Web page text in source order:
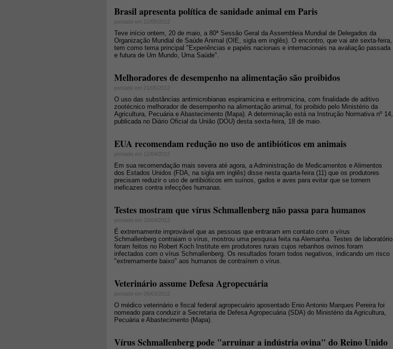
Brasil apresenta política de sanidade animal em Paris
postado em 22/05/2012
Teve início ontem, 20 de maio, a 80ª Sessão Geral da Assembleia Mundial de Delegados da
Organização Mundial de Saúde Animal (OIE, sigla em inglês). O encontro, que vai até sexta-feira,
tem como tema principal "Experiências e papéis nacionais e internacionais na avaliação passada
e futura de Um Mundo, Uma Saúde".
Melhoradores de desempenho na alimentação são proibidos
postado em 21/05/2012
O uso das substâncias antimicrobianas espiramicina e eritromicina, com finalidade de aditivo
zootécnico melhorador de desempenho na alimentação animal, foi proibido pelo Ministério da
Agricultura, Pecuária e Abastecimento (Mapa). A determinação está na Instrução Normativa nº 14,
publicada no Diário Oficial da União (DOU) desta sexta-feira, 18 de maio.
EUA recomendam redução no uso de antibióticos em animais
postado em 12/04/2012
Em sua recomendação mais severa até agora, a Administração de Medicamentos e Alimentos
dos Estados Unidos (FDA, na sigla em inglês) disse nesta quarta-feira (11) que os produtores
precisam reduzir o uso de antibióticos em suínos, gados e aves para evitar que se tornem
ineficazes contra infecções humanas.
Testes mostram que vírus Schmallenberg não passa para humanos
postado em 10/04/2012
É extremamente improvável que as pessoas que entraram em contato com o vírus
Schmallenberg contraiam o vírus, mostrou uma pesquisa feita na Alemanha. Testes de laboratório
foram feitos no Robert Koch Institute em produtores rurais cujos rebanhos ovinos foram
infectados com o vírus Schmallenberg. Os resultados foram todos negativos, indicando um risco
"extremamente baixo" aos humanos de contraírem o vírus.
Veterinário assume Defesa Agropecuária
postado em 05/03/2012
O médico veterinário e fiscal federal agropecuário aposentado Enio Antonio Marques Pereira foi
nomeado para conduzir a Secretaria de Defesa Agropecuária (SDA) do Ministério da Agricultura,
Pecuária e Abastecimento (Mapa).
Vírus Schmallenberg pode "arruinar a indústria ovina" do Reino Unido